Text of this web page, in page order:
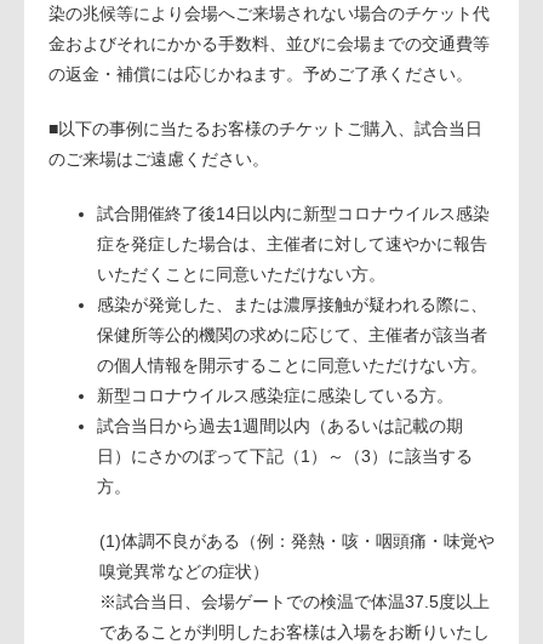
染の兆候等により会場へご来場されない場合のチケット代
金およびそれにかかる手数料、並びに会場までの交通費等
の返金・補償には応じかねます。予めご了承ください。
■以下の事例に当たるお客様のチケットご購入、試合当日
のご来場はご遠慮ください。
試合開催終了後14日以内に新型コロナウイルス感染
症を発症した場合は、主催者に対して速やかに報告
いただくことに同意いただけない方。
感染が発覚した、または濃厚接触が疑われる際に、
保健所等公的機関の求めに応じて、主催者が該当者
の個人情報を開示することに同意いただけない方。
新型コロナウイルス感染症に感染している方。
試合当日から過去1週間以内（あるいは記載の期
日）にさかのぼって下記（1）～（3）に該当する
方。
(1)体調不良がある（例：発熱・咳・咽頭痛・味覚や
嗅覚異常などの症状）
※試合当日、会場ゲートでの検温で体温37.5度以上
であることが判明したお客様は入場をお断りいたし